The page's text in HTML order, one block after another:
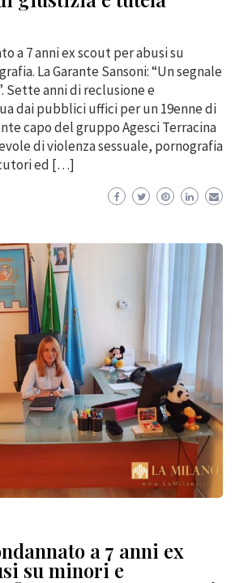
a 7 anni ex scout per abusi su
La Garante Sansoni: “Un segnale
Sette anni di reclusione e
dai pubblici uffici per un 19enne di
capo del gruppo Agesci Terracina
di violenza sessuale, pornografia
ed […]
a 7 anni ex
su minori e